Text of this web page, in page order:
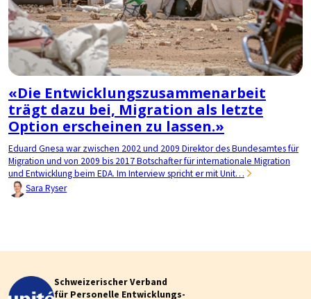
«Die Entwicklungszusammenarbeit
trägt dazu bei, Migration als letzte
Option erscheinen zu lassen.»
Eduard Gnesa war zwischen 2002 und 2009 Direktor des Bundesamtes für
Migration und von 2009 bis 2017 Botschafter für internationale Migration
und Entwicklung beim EDA. Im Interview spricht er mit Unit…
Sara Ryser
Schweizerischer Verband
für Personelle Entwicklungs-